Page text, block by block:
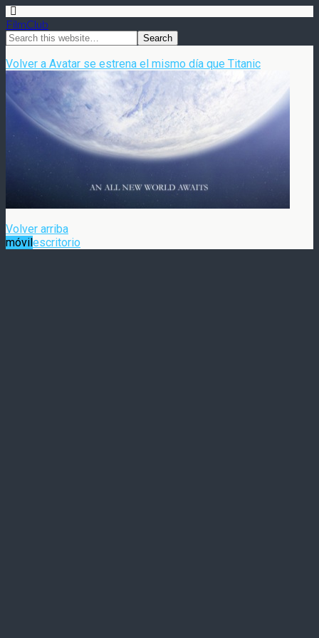
FilmClub
Volver a Avatar se estrena el mismo día que Titanic
Volver arriba
móvilescritorio